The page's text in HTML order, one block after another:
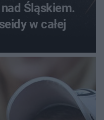
Śląskiem.
w całej